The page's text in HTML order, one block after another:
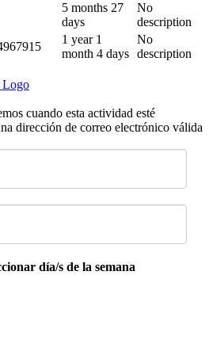
5 months 27
days
No
description
1 year 1
month 4 days
No
description
cuando esta actividad esté
dirección de correo electrónico válida
día/s de la semana